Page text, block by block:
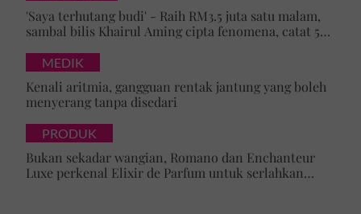
'Saya terhutang budi' - Raih RM3.5 juta satu malam,
sambal bilis Khairul Aming cipta fenomena, catat 5
MEDIK
Kenali aritmia, gangguan rentak jantung yang boleh
menyerang tanpa disedari
PRODUK
Bukan sekadar wangian, Romano dan Enchanteur
Luxe perkenal Elixir de Parfum untuk serlahkan